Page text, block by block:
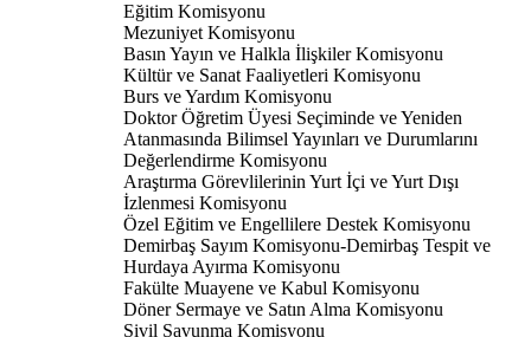
Eğitim Komisyonu
Mezuniyet Komisyonu
Basın Yayın ve Halkla İlişkiler Komisyonu
Kültür ve Sanat Faaliyetleri Komisyonu
Burs ve Yardım Komisyonu
Doktor Öğretim Üyesi Seçiminde ve Yeniden
Atanmasında Bilimsel Yayınları ve Durumlarını
Değerlendirme Komisyonu
Araştırma Görevlilerinin Yurt İçi ve Yurt Dışı
İzlenmesi Komisyonu
Özel Eğitim ve Engellilere Destek Komisyonu
Demirbaş Sayım Komisyonu-Demirbaş Tespit ve
Hurdaya Ayırma Komisyonu
Fakülte Muayene ve Kabul Komisyonu
Döner Sermaye ve Satın Alma Komisyonu
Sivil Savunma Komisyonu